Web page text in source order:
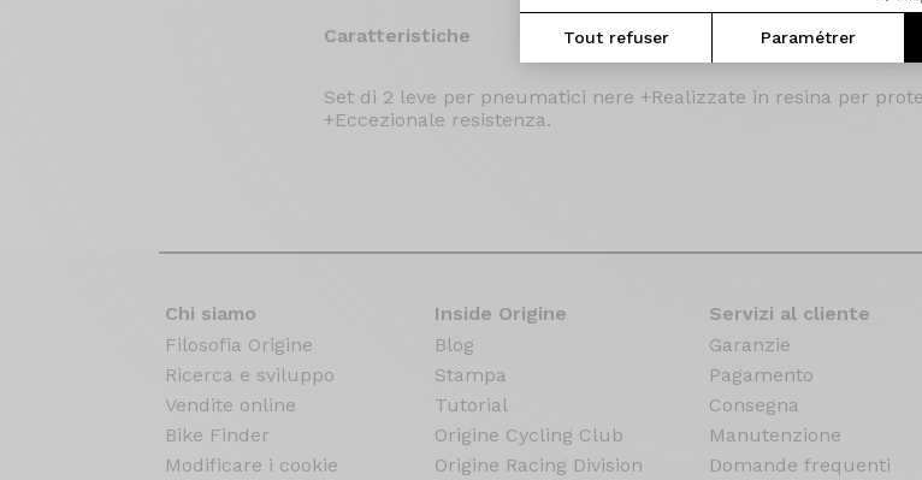
Tout refuser Paramétrer
Caratteristiche
Set di 2 leve per pneumatici nere +Realizzate in resina per
+Eccezionale resistenza.
Chi siamo
Filosofia Origine
Ricerca e sviluppo
Vendite online
Bike Finder
Modificare i cookie
Inside Origine
Blog
Stampa
Tutorial
Origine Cycling Club
Origine Racing Division
Servizi al cliente
Garanzie
Pagamento
Consegna
Manutenzione
Domande frequenti